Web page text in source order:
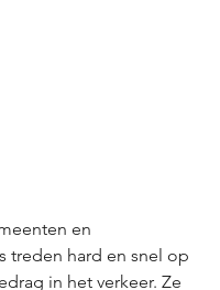
en
treden hard en snel op
in het verkeer. Ze